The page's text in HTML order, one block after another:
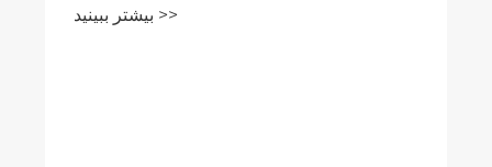
بیشتر ببینید >>